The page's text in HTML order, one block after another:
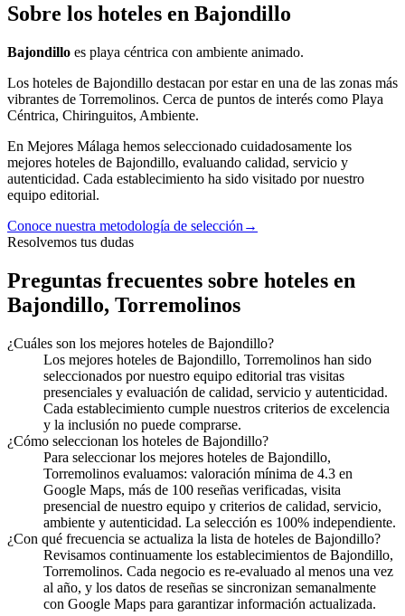
Sobre los hoteles en Bajondillo
Bajondillo es playa céntrica con ambiente animado.
Los hoteles de Bajondillo destacan por estar en una de las zonas más
vibrantes de Torremolinos. Cerca de puntos de interés como Playa
Céntrica, Chiringuitos, Ambiente.
En Mejores Málaga hemos seleccionado cuidadosamente los
mejores hoteles de Bajondillo, evaluando calidad, servicio y
autenticidad. Cada establecimiento ha sido visitado por nuestro
equipo editorial.
Conoce nuestra metodología de selección →
Resolvemos tus dudas
Preguntas frecuentes sobre hoteles en
Bajondillo, Torremolinos
¿Cuáles son los mejores hoteles de Bajondillo?
Los mejores hoteles de Bajondillo, Torremolinos han sido
seleccionados por nuestro equipo editorial tras visitas
presenciales y evaluación de calidad, servicio y autenticidad.
Cada establecimiento cumple nuestros criterios de excelencia
y la inclusión no puede comprarse.
¿Cómo seleccionan los hoteles de Bajondillo?
Para seleccionar los mejores hoteles de Bajondillo,
Torremolinos evaluamos: valoración mínima de 4.3 en
Google Maps, más de 100 reseñas verificadas, visita
presencial de nuestro equipo y criterios de calidad, servicio,
ambiente y autenticidad. La selección es 100% independiente.
¿Con qué frecuencia se actualiza la lista de hoteles de Bajondillo?
Revisamos continuamente los establecimientos de Bajondillo,
Torremolinos. Cada negocio es re-evaluado al menos una vez
al año, y los datos de reseñas se sincronizan semanalmente
con Google Maps para garantizar información actualizada.